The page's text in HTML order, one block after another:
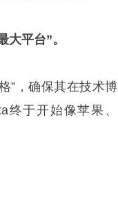
大平台”。
”，确保其在技术博
于开始像苹果、